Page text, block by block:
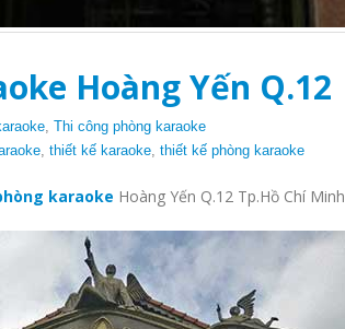
Hoàng Yến Q.12
,
Thi công phòng karaoke
, thiết kế karaoke, thiết kế phòng karaoke
karaoke Hoàng Yến Q.12 Tp.Hồ Chí Minh